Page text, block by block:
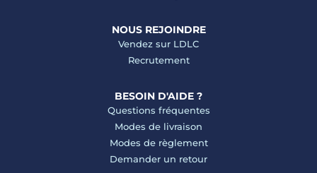
NOUS REJOINDRE
Vendez sur LDLC
Recrutement
BESOIN D'AIDE ?
Questions fréquentes
Modes de livraison
Modes de règlement
Demander un retour